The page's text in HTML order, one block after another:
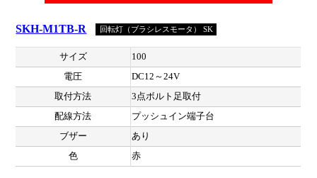
SKH-M1TB-R 回転灯（ブラシレスモータ） SK
サイズ
100
電圧
DC12～24V
取付方法
3点ボルト足取付
配線方法
プッシュイン端子台
ブザー
あり
色
赤